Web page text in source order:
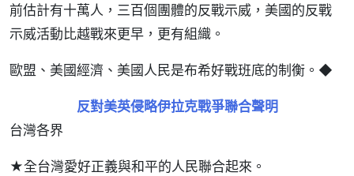
前估計有十萬人，三百個團體的反戰示威，美國的反戰
示威活動比越戰來更早，更有組織。
歐盟、美國經濟、美國人民是布希好戰班底的制衡。◆
反對美英侵略伊拉克戰爭聯合聲明
台灣各界
★全台灣愛好正義與和平的人民聯合起來。